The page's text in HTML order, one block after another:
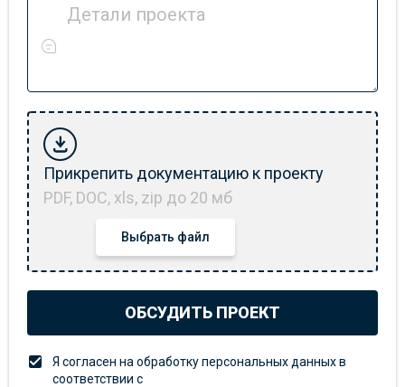
Детали проекта
Прикрепить документацию к проекту
PDF, DOC, xls, zip до 20 мб
Выбрать файл
ОБСУДИТЬ ПРОЕКТ
Я согласен на обработку персональных данных в
соответствии с